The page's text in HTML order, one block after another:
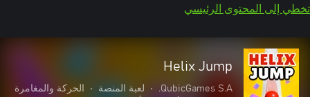
تخطي إلى المحتوى الرئيسي
Helix Jump
QubicGames S.A.
• لعبة المنصة •
الحركة والمغامرة